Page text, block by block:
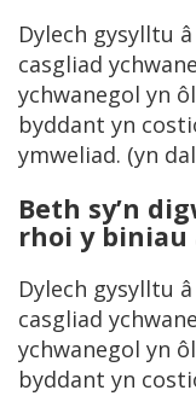
Dylech gysylltu
casgliad
ychwanegol yn
byddant yn
ymweliad. (yn
Beth sy’n
rhoi y biniau
Dylech gysylltu
casgliad
ychwanegol yn
byddant yn